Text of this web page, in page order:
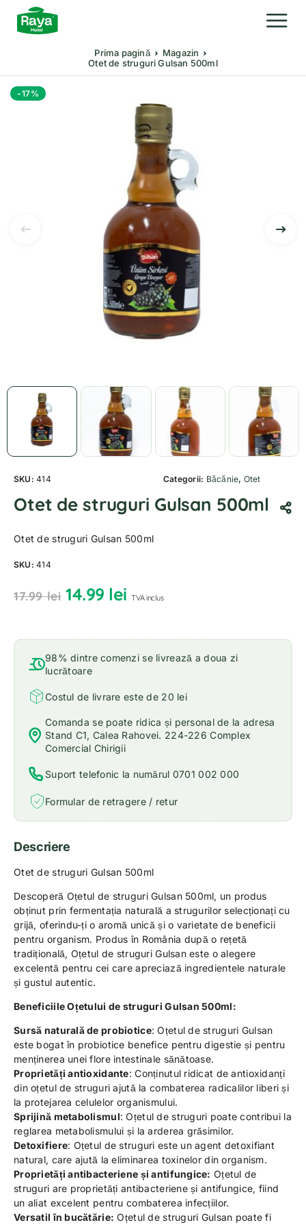
Prima pagină
Magazin
Otet de struguri Gulsan 500ml
-17%
SKU:414 Categorii: Băcănie, Otet
Otet de struguri Gulsan 500ml
Otet de struguri Gulsan 500ml
SKU:414
17.99lei 14.99 lei TVA inclus
98% dintre comenzi se livrează a doua zi
lucrătoare
Costul de livrare este de 20 lei
Comanda se poate ridica și personal de la adresa
Stand C1, Calea Rahovei. 224-226 Complex
Comercial Chirigii
Suport telefonic la numărul 0701 002 000
Formular de retragere / retur
Descriere
Otet de struguri Gulsan 500ml
Descoperă Oțetul de struguri Gulsan 500ml, un produs
obținut prin fermentația naturală a strugurilor selecționați cu
grijă, oferindu-ți o aromă unică și o varietate de beneficii
pentru organism. Produs în România după o rețetă
tradițională, Oțetul de struguri Gulsan este o alegere
excelentă pentru cei care apreciază ingredientele naturale
și gustul autentic.
Beneficiile Oțetului de struguri Gulsan 500ml:
Sursă naturală de probiotice: Oțetul de struguri Gulsan
este bogat în probiotice benefice pentru digestie și pentru
menținerea unei flore intestinale sănătoase.
Proprietăți antioxidante: Conținutul ridicat de antioxidanți
din oțetul de struguri ajută la combaterea radicalilor liberi și
la protejarea celulelor organismului.
Sprijină metabolismul: Oțetul de struguri poate contribui la
reglarea metabolismului și la arderea grăsimilor.
Detoxifiere: Oțetul de struguri este un agent detoxifiant
natural, care ajută la eliminarea toxinelor din organism.
Proprietăți antibacteriene și antifungice: Oțetul de
struguri are proprietăți antibacteriene și antifungice, fiind
un aliat excelent pentru combaterea infecțiilor.
Versatil în bucătărie: Oțetul de struguri Gulsan poate fi